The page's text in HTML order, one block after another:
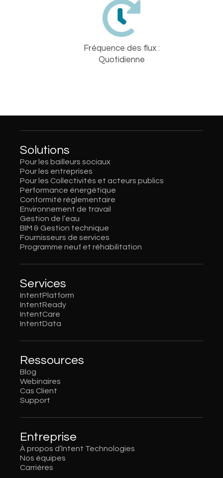
Fréquence des flux :
Quotidienne
Solutions
Pour les bailleurs sociaux
Pour les entreprises
Pour les Collectivités et acteurs publics
Performance énergétique
Conformité réglementaire
Environnement de travail
Gestion de l’eau
BIM & Gestion technique
Fournisseurs de services
Programme neuf et réhabilitation
Services
IntentPlatform
IntentReady
IntentCare
IntentData
Ressources
Blog
Webinaires
Cas Client
Support
Entreprise
À propos d’Intent Technologies
Nos équipes
Carrières